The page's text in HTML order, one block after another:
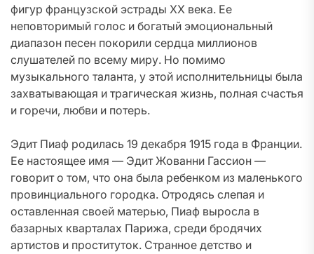
фигур французской эстрады XX века. Ее
неповторимый голос и богатый эмоциональный
диапазон песен покорили сердца миллионов
слушателей по всему миру. Но помимо
музыкального таланта, у этой исполнительницы была
захватывающая и трагическая жизнь, полная счастья
и горечи, любви и потерь.
Эдит Пиаф родилась 19 декабря 1915 года в Франции.
Ее настоящее имя — Эдит Жованни Гассион —
говорит о том, что она была ребенком из маленького
провинциального городка. Отродясь слепая и
оставленная своей матерью, Пиаф выросла в
базарных кварталах Парижа, среди бродячих
артистов и проституток. Странное детство и